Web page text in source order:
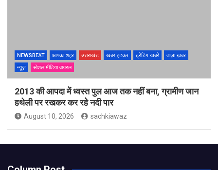
NEWSBEAT आपका शहर उत्तराखंड खबर हटकर ट्रेंडिंग खबरें
ताज़ा ख़बर
न्यूज़
सोशल मीडिया वायरल
2013 की आपदा में ध्वस्त पुल आज तक नहीं बना, ग्रामीण जान
हथेली पर रखकर कर रहे नदी पार
August 10, 2026 sachkiawaz